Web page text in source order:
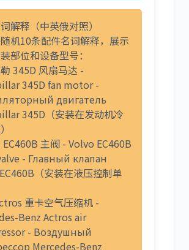
解释（中英俄对照）
机10条配件名词解释，展示
部位和设备型号：
345D 风扇马达 -
345D fan motor -
двигатель
345D（安装在发动机冷
主阀 - Volvo EC460B
- Главный клапан
（安装在液压控制单
重卡空气压缩机 -
Benz Actros air
- Воздушный
Mercedes-Benz